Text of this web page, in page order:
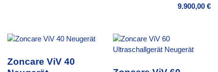
9.900,00 €
Zoncare ViV 40